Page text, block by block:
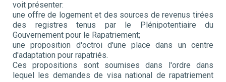
voit présenter:
une offre de logement et des sources de revenus tirées
des registres tenus par le Plénipotentiaire du
Gouvernement pour le Rapatriement;
une proposition d'octroi d'une place dans un centre
d'adaptation pour rapatriés.
Ces propositions sont soumises dans l'ordre dans
lequel les demandes de visa national de rapatriement